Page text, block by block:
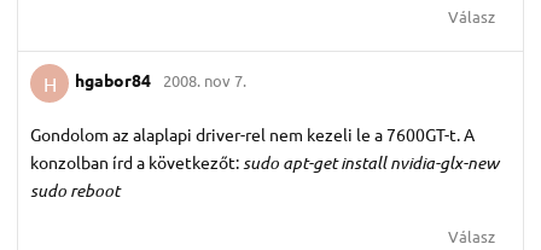
Válasz
H hgabor84 2008. nov 7.
Gondolom az alaplapi driver-rel nem kezeli le a 7600GT-t. A
konzolban írd a következőt: sudo apt-get install nvidia-glx-new
sudo reboot
Válasz